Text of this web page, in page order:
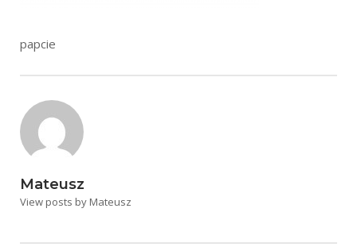
papcie
Mateusz
View posts by Mateusz